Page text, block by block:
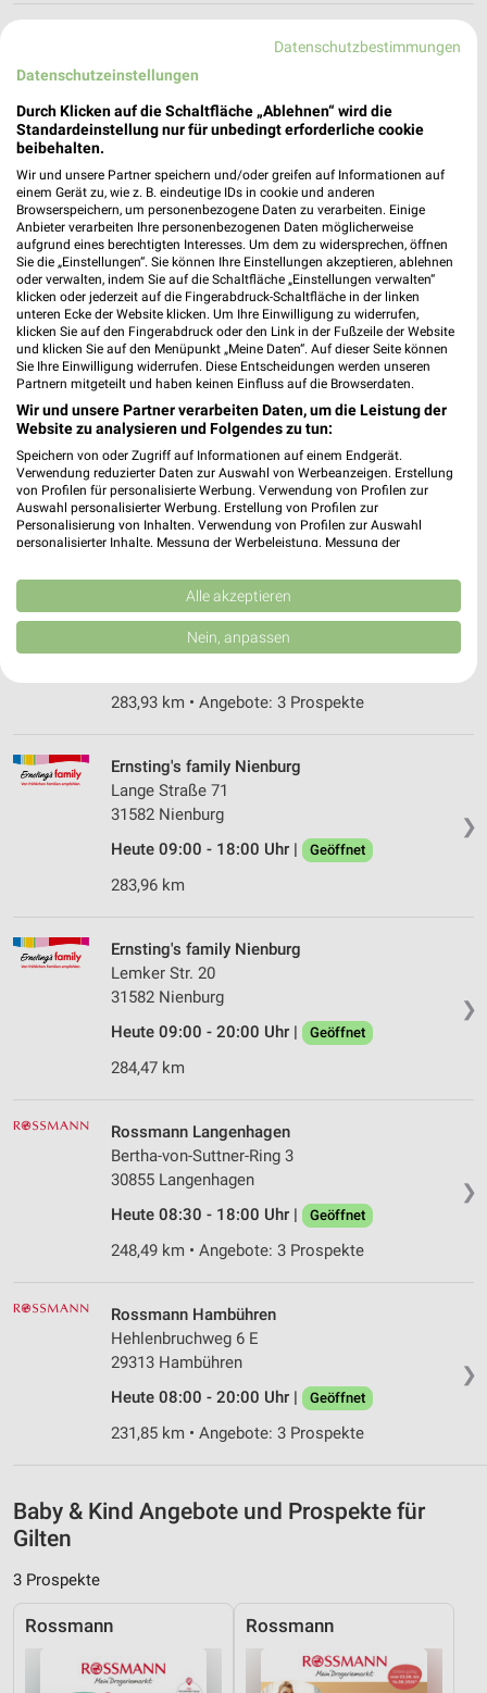
31535 Neustadt
Heute 09:00 - 14:00 Uhr | Geschlossen
Rossmann Neustadt am Rübenberge
Wunstorfer Str. 6
31535 Neustadt am Rübenberge
Heute 09:00 - 18:00 Uhr | Geöffnet
267,13 km • Angebote: 3 Prospekte
Rossmann Nienburg
Ziegelkampstr. 30 a
31582 Nienburg
Heute 08:00 - 20:00 Uhr | Geöffnet
282,69 km • Angebote: 3 Prospekte
Rossmann Nienburg
Lange Str. 87
31582 Nienburg
283,93 km • Angebote: 3 Prospekte
❯
Ernsting's family Nienburg
Lange Straße 71
31582 Nienburg
Heute 09:00 - 18:00 Uhr |
Geöffnet
283,96 km
❯
Ernsting's family Nienburg
Lemker Str. 20
31582 Nienburg
Heute 09:00 - 20:00 Uhr |
Geöffnet
284,47 km
❯
Rossmann Langenhagen
Bertha-von-Suttner-Ring 3
30855 Langenhagen
Heute 08:30 - 18:00 Uhr |
Geöffnet
248,49 km • Angebote: 3 Prospekte
❯
Rossmann Hambühren
Hehlenbruchweg 6 E
29313 Hambühren
Heute 08:00 - 20:00 Uhr |
Geöffnet
231,85 km • Angebote: 3 Prospekte
Baby & Kind Angebote und Prospekte für
Gilten
3 Prospekte
Rossmann Rossmann
Datenschutzbestimmungen
Datenschutzeinstellungen
Durch Klicken auf die Schaltfläche „Ablehnen“ wird die
Standardeinstellung nur für unbedingt erforderliche cookie
beibehalten.
Wir und unsere Partner speichern und/oder greifen auf Informationen auf
einem Gerät zu, wie z. B. eindeutige IDs in cookie und anderen
Browserspeichern, um personenbezogene Daten zu verarbeiten. Einige
Anbieter verarbeiten Ihre personenbezogenen Daten möglicherweise
aufgrund eines berechtigten Interesses. Um dem zu widersprechen, öffnen
Sie die „Einstellungen“. Sie können Ihre Einstellungen akzeptieren, ablehnen
oder verwalten, indem Sie auf die Schaltfläche „Einstellungen verwalten“
klicken oder jederzeit auf die Fingerabdruck-Schaltfläche in der linken
unteren Ecke der Website klicken. Um Ihre Einwilligung zu widerrufen,
klicken Sie auf den Fingerabdruck oder den Link in der Fußzeile der Website
und klicken Sie auf den Menüpunkt „Meine Daten“. Auf dieser Seite können
Sie Ihre Einwilligung widerrufen. Diese Entscheidungen werden unseren
Partnern mitgeteilt und haben keinen Einfluss auf die Browserdaten.
Wir und unsere Partner verarbeiten Daten, um die Leistung der
Website zu analysieren und Folgendes zu tun:
Speichern von oder Zugriff auf Informationen auf einem Endgerät.
Verwendung reduzierter Daten zur Auswahl von Werbeanzeigen. Erstellung
von Profilen für personalisierte Werbung. Verwendung von Profilen zur
Auswahl personalisierter Werbung. Erstellung von Profilen zur
Personalisierung von Inhalten. Verwendung von Profilen zur Auswahl
personalisierter Inhalte. Messung der Werbeleistung. Messung der
Kombinationen von Daten aus verschiedenen Quellen. Entwicklung und
Verbesserung der Angebote. Verwendung reduzierter Daten zur Auswahl
von Inhalten.
Daten können außerhalb der Europäischen Union weitergegeben und in die
USA gesendet werden.
Website/App.
Partnerliste anzeigen (1 IAB-Anbieter)
IAB-Verarbeitungszwecke:
Speichern von oder Zugriff auf Informationen
auf einem Endgerät
Verwendung reduzierter Daten zur Auswahl von
Werbeanzeigen
Werbung
Verwendung von Profilen zur Auswahl
Erstellung von Profilen zur Personalisierung
von Inhalten
Verwendung von Profilen zur Auswahl
personalisierter Inhalte
Messung der Werbeleistung
Messung der Performance von Inhalten
Quellen
Entwicklung und Verbesserung der Angebote
Verwendung reduzierter Daten zur Auswahl von
Geräte anhand von aktiv angeforderten
Informationen identifizieren
Nicht-IAB-Verarbeitungszwecke:
Notwendig
Performance
Alle akzeptieren
Nein, anpassen